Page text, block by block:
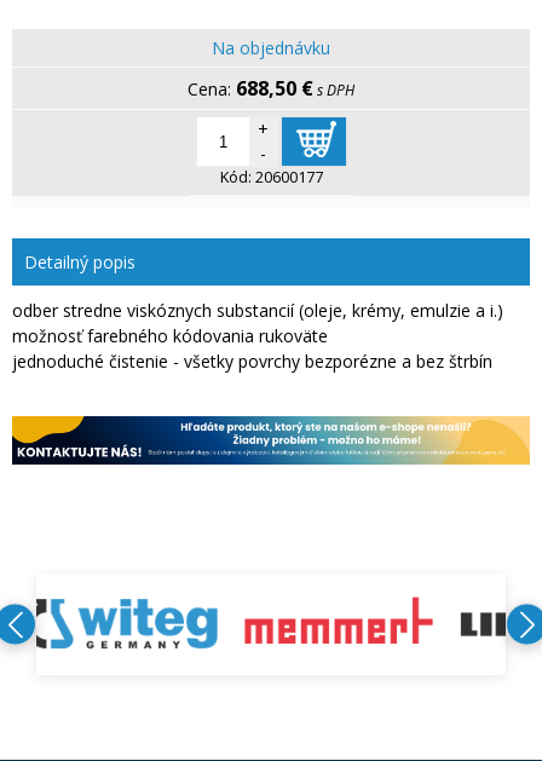
Na objednávku
688,50 €s DPH
+
-
Kód: 20600177
Detailný popis
odber stredne viskóznych substancií (oleje, krémy, emulzie a i.)
možnosť farebného kódovania rukoväte
jednoduché čistenie - všetky povrchy bezporézne a bez štrbín